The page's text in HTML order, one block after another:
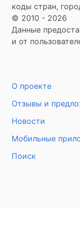
коды стран,
© 2010 - 2026
Данные
и от
О проекте
Отзывы и
Новости
Мобильные
Поиск